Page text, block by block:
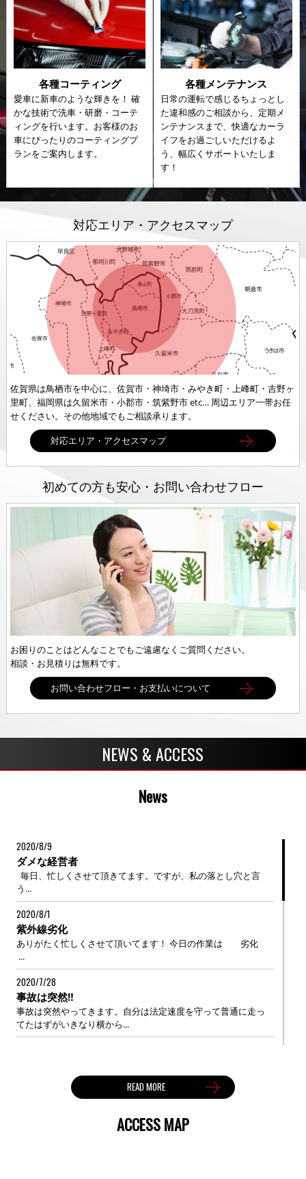
各種コーティング
愛車に新車のような輝きを！ 確
かな技術で洗車・研磨・コーテ
ィングを行います。お客様のお
⾞にぴったりのコーティングプ
ランをご案内します。
各種メンテナンス
日常の運転で感じるちょっとし
た違和感のご相談から、定期メ
ンテナンスまで、快適なカーラ
イフをお過ごしいただけるよ
う、幅広くサポートいたしま
す！
対応エリア・アクセスマップ
佐賀県は鳥栖市を中心に、佐賀市・神埼市・みやき町・上峰町・吉野ヶ
里町、福岡県は久留米市・小郡市・筑紫野市 etc… 周辺エリア一帯お任
せください。その他地域でもご相談承ります。
対応エリア・アクセスマップ
初めての方も安心・お問い合わせフロー
お困りのことはどんなことでもご遠慮なくご質問ください。
相談・お見積りは無料です。
お問い合わせフロー・お支払いについて
NEWS & ACCESS
News
2020/8/9
ダメな経営者
毎日、忙しくさせて頂きてます。ですが、私の落とし穴と言
う...
2020/8/1
紫外線劣化
ありがたく忙しくさせて頂いてます！ 今日の作業は 劣化
...
2020/7/28
事故は突然‼
事故は突然やってきます。自分は法定速度を守って普通に走っ
てたはずがいきなり横から...
今日は久しぶりに講演会に参加中村 文昭の話しを聞きに参り
ました。 &n...
READ MORE
ACCESS MAP